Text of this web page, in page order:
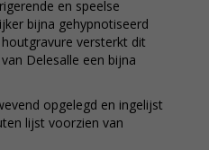
en speelse
bijna gehypnotiseerd
versterkt dit
Delesalle een bijna
opgelegd en ingelijst
lijst voorzien van